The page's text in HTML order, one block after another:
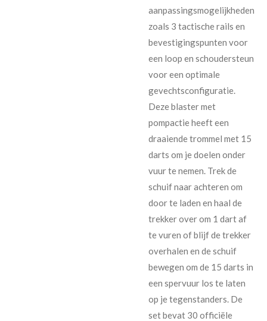
aanpassingsmogelijkheden
zoals 3 tactische rails en
bevestigingspunten voor
een loop en schoudersteun
voor een optimale
gevechtsconfiguratie.
Deze blaster met
pompactie heeft een
draaiende trommel met 15
darts om je doelen onder
vuur te nemen. Trek de
schuif naar achteren om
door te laden en haal de
trekker over om 1 dart af
te vuren of blijf de trekker
overhalen en de schuif
bewegen om de 15 darts in
een spervuur los te laten
op je tegenstanders. De
set bevat 30 officiële